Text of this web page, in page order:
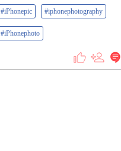
#iPhonepic #iphonephotography
#iPhonephoto